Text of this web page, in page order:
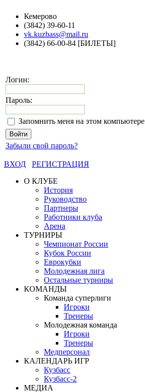
Кемерово
(3842) 39-60-11
vk.kuzbass@mail.ru
(3842) 66-00-84 [БИЛЕТЫ]
Логин:
Пароль:
Запомнить меня на этом компьютере
Забыли свой пароль?
ВХОД
РЕГИСТРАЦИЯ
О КЛУБЕ
История
Руководство
Партнеры
Работники клуба
Арена
ТУРНИРЫ
Чемпионат России
Кубок России
Еврокубки
Молодежная лига
Остальные турниры
КОМАНДЫ
Команда суперлиги
Игроки
Тренеры
Молодежная команда
Игроки
Тренеры
Медперсонал
КАЛЕНДАРЬ ИГР
Кузбасс
Кузбасс-2
МЕДИА